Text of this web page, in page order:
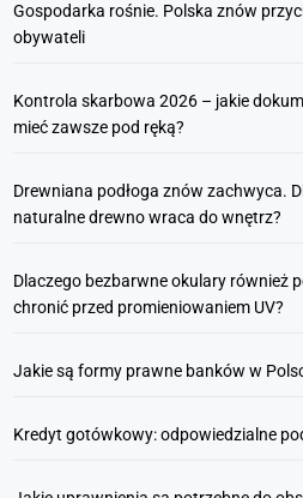
Gospodarka rośnie. Polska znów
obywateli
Kontrola skarbowa 2026 – jakie
mieć zawsze pod ręką?
Drewniana podłoga znów zachwyca.
naturalne drewno wraca do wnętrz?
Dlaczego bezbarwne okulary również
chronić przed promieniowaniem UV?
Jakie są formy prawne banków w
Kredyt gotówkowy: odpowiedzialne